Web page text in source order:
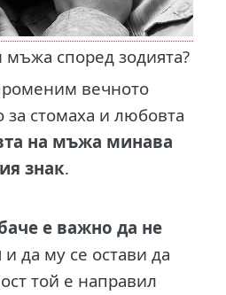
според зодията?
вечното
стомаха и любовта
на мъжа минава
знак.
е важно да не
и да му се остави да
той е направил